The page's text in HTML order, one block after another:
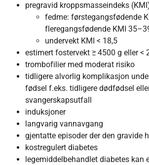
pregravid kroppsmasseindeks
fedme: førstegangsfødende
fleregangsfødende KMI
undervekt KMI < 18,5
estimert fostervekt ≥ 4500 g eller <
trombofilier med moderat risiko
tidligere alvorlig komplikasjon
fødsel f.eks. tidligere dødfødsel
svangerskapsutfall
induksjoner
langvarig vannavgang
gjentatte episoder der den gravide
kostregulert diabetes
legemiddelbehandlet diabetes kan